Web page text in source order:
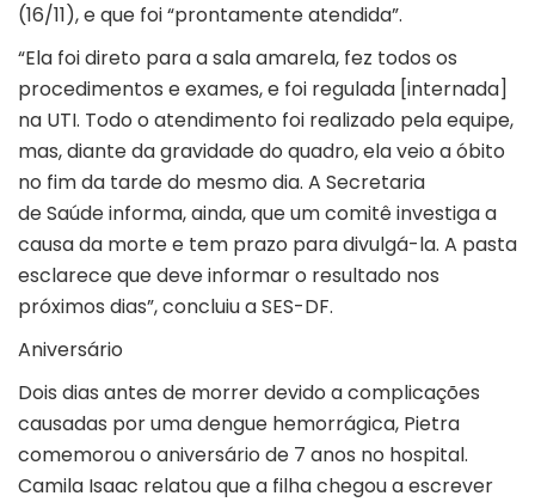
(16/11), e que foi “prontamente atendida”.
“Ela foi direto para a sala amarela, fez todos os
procedimentos e exames, e foi regulada [internada]
na UTI. Todo o atendimento foi realizado pela equipe,
mas, diante da gravidade do quadro, ela veio a óbito
no fim da tarde do mesmo dia. A Secretaria
de Saúde informa, ainda, que um comitê investiga a
causa da morte e tem prazo para divulgá-la. A pasta
esclarece que deve informar o resultado nos
próximos dias”, concluiu a SES-DF.
Aniversário
Dois dias antes de morrer devido a complicações
causadas por uma dengue hemorrágica, Pietra
comemorou o aniversário de 7 anos no hospital.
Camila Isaac relatou que a filha chegou a escrever